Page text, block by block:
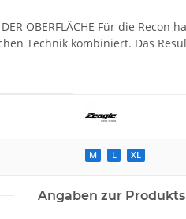
DER OBERFLÄCHE Für die
Technik kombiniert. Das
M L XL
Angaben zur